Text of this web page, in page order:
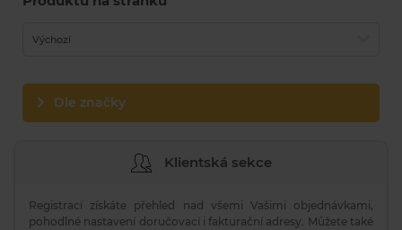
Výchozí
Dle značky
Klientská sekce
Registrací získáte přehled nad všemi Vašimi objednávkami,
pohodlné nastavení doručovací i fakturační adresy. Můžete také